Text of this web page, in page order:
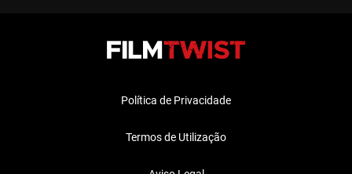
Política de Privacidade
Termos de Utilização